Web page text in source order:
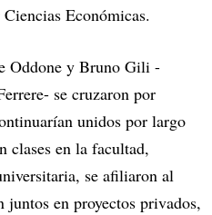
Económicas.
Oddone y Bruno Gili -
se cruzaron por
unidos por largo
clases en la facultad,
se afiliaron al
en proyectos privados,